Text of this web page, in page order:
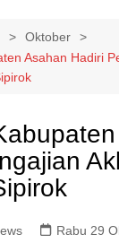
Oktober
Asahan Hadiri
Rabu 29